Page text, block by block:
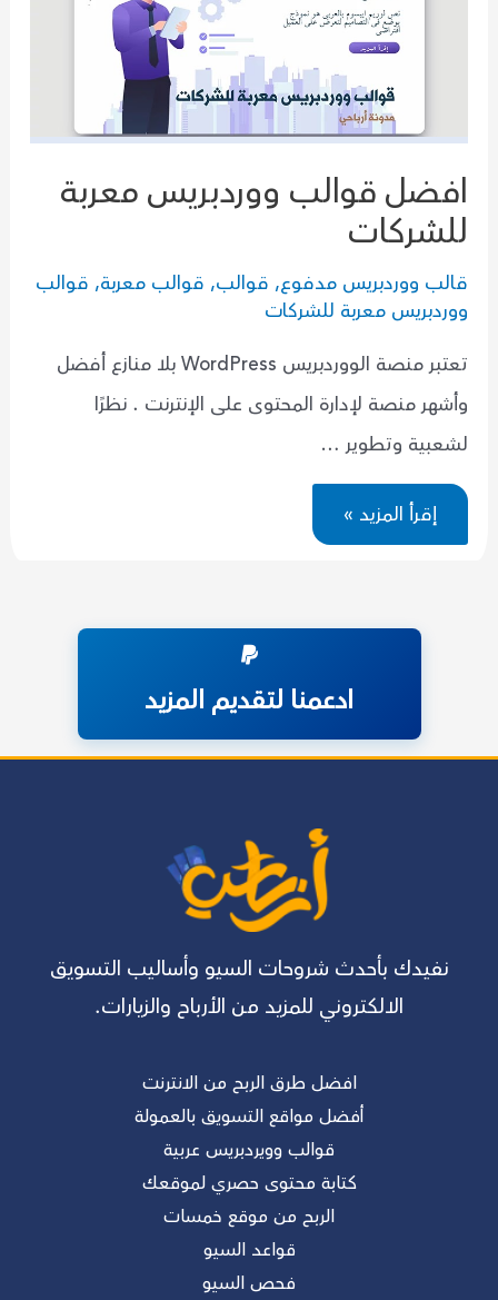
افضل قوالب ووردبريس معربة
للشركات
قالب ووردبريس مدفوع, قوالب, قوالب معربة, قوالب
ووردبريس معربة للشركات
تعتبر منصة الووردبريس WordPress بلا منازع أفضل
وأشهر منصة لإدارة المحتوى على الإنترنت . نظرًا
لشعبية وتطوير …
افضل
قوالب
ووردبريس
إقرأ المزيد »
ادعمنا لتقديم المزيد
نفيدك بأحدث شروحات السيو وأساليب التسويق
الالكتروني للمزيد من الأرباح والزيارات.
افضل طرق الربح من الانترنت
أفضل مواقع التسويق بالعمولة
قوالب وويردبريس عربية
كتابة محتوى حصري لموقعك
الربح من موقع خمسات
قواعد السيو
فحص السيو